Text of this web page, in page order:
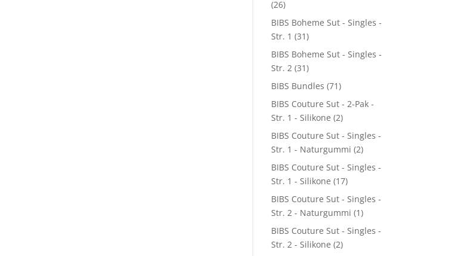
(26)
BIBS Boheme Sut - Singles -
Str. 1 (31)
BIBS Boheme Sut - Singles -
Str. 2 (31)
BIBS Bundles (71)
BIBS Couture Sut - 2-Pak -
Str. 1 - Silikone (2)
BIBS Couture Sut - Singles -
Str. 1 - Naturgummi (2)
BIBS Couture Sut - Singles -
Str. 1 - Silikone (17)
BIBS Couture Sut - Singles -
Str. 2 - Naturgummi (1)
BIBS Couture Sut - Singles -
Str. 2 - Silikone (2)